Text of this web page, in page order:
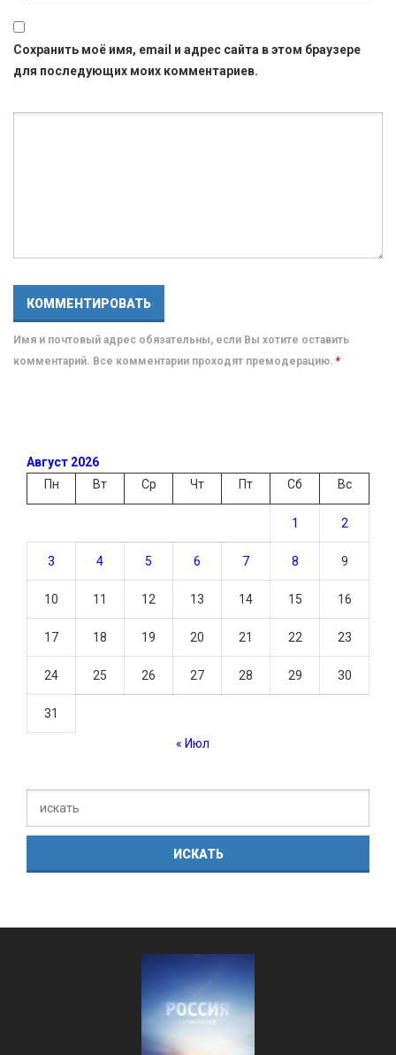
Сохранить моё имя, email и адрес сайта в этом браузере
для последующих моих комментариев.
Имя и почтовый адрес обязательны, если Вы хотите оставить
комментарий. Все комментарии проходят премодерацию. *
Август 2026
Пн
Вт Ср Чт Пт Сб Вс
1 2
3 4 5 6 7 8 9
10 11 12 13 14 15 16
17 18 19 20 21 22 23
24 25 26 27 28 29 30
31
« Июл